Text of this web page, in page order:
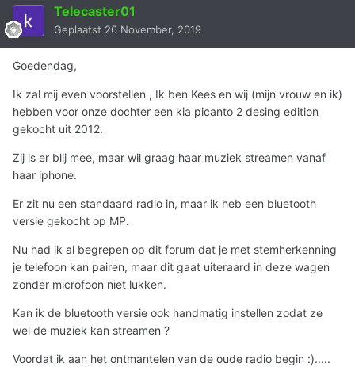
Telecaster01
Geplaatst 26 November, 2019
Goedendag,
Ik zal mij even voorstellen , Ik ben Kees en wij (mijn vrouw en ik)
hebben voor onze dochter een kia picanto 2 desing edition
gekocht uit 2012.
Zij is er blij mee, maar wil graag haar muziek streamen vanaf
haar iphone.
Er zit nu een standaard radio in, maar ik heb een bluetooth
versie gekocht op MP.
Nu had ik al begrepen op dit forum dat je met stemherkenning
je telefoon kan pairen, maar dit gaat uiteraard in deze wagen
zonder microfoon niet lukken.
Kan ik de bluetooth versie ook handmatig instellen zodat ze
wel de muziek kan streamen ?
Voordat ik aan het ontmantelen van de oude radio begin :).....